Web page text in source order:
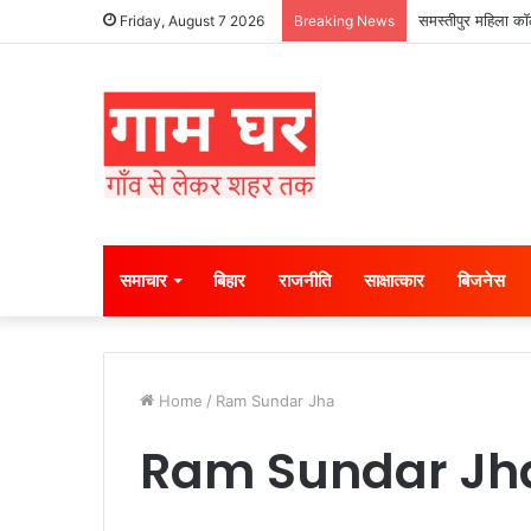
Friday, August 7 2026 Breaking News समस्तीपुर महिला
समाचार बिहार राजनीति साक्षात्कार बिजनेस
Home / Ram Sundar Jha
Ram Sundar